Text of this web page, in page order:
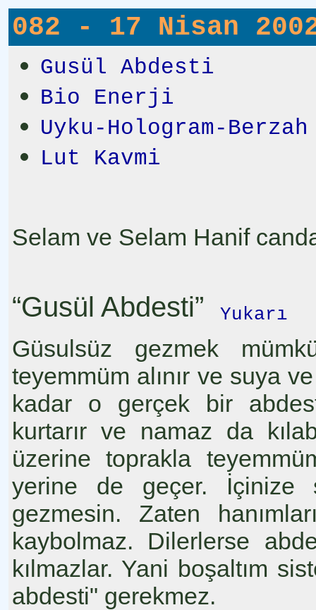
082 - 17 Nisan
Gusül Abdesti
Bio Enerji
Uyku-Hologram-
Lut Kavmi
Selam ve Selam Hanif
“Gusül Abdesti” Yukarı
Güsulsüz gezmek
teyemmüm alınır ve suya
kadar o gerçek bir
kurtarır ve namaz da
üzerine toprakla
yerine de geçer. İçinize
gezmesin. Zaten
kaybolmaz. Dilerlerse
kılmazlar. Yani boşaltım
abdesti" gerekmez.